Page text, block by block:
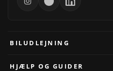
BILUDLEJNING
HJÆLP OG GUIDER